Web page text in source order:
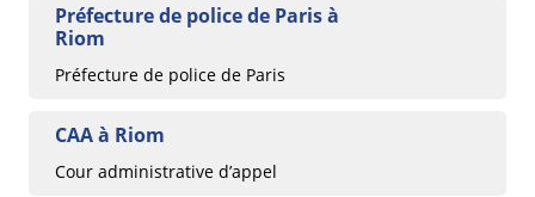
Préfecture de police de Paris à
Riom
Préfecture de police de Paris
CAA à Riom
Cour administrative d’appel